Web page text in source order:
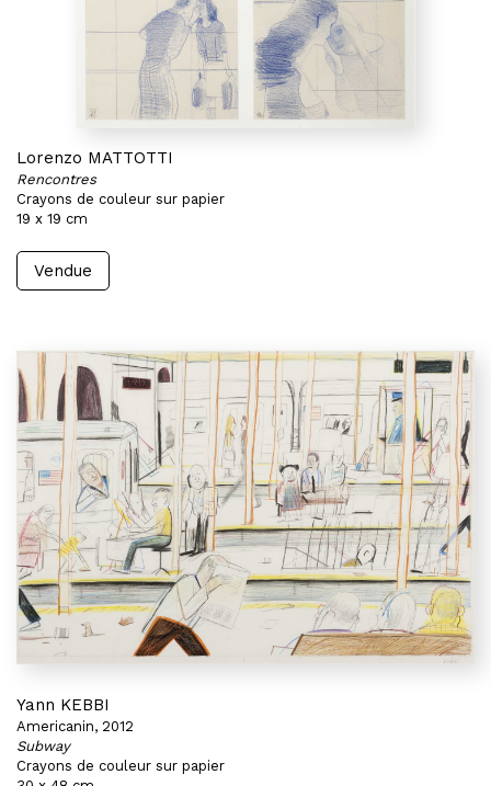
Lorenzo MATTOTTI
Rencontres
Crayons de couleur sur papier
19 x 19 cm
Vendue
Yann KEBBI
Americanin, 2012
Subway
Crayons de couleur sur papier